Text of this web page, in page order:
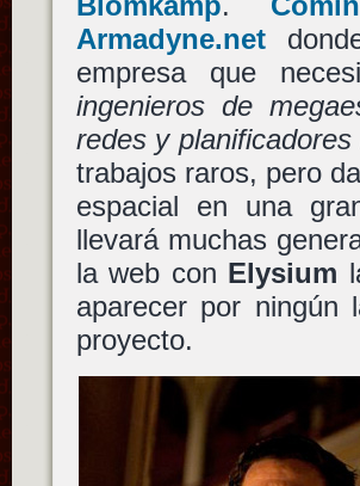
Armadyne.net
empresa que
ingenieros de
redes y
trabajos raros, pero
espacial en una
llevará muchas
la web con Elysium
aparecer por ningún
proyecto.